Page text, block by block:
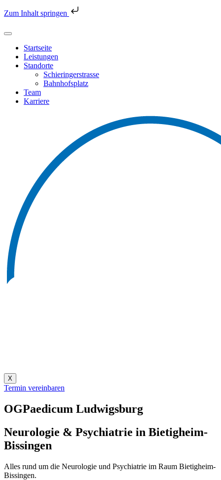
Zum Inhalt springen
Startseite
Leistungen
Standorte
Schieringerstrasse
Bahnhofsplatz
Team
Karriere
X
Termin vereinbaren
OGPaedicum Ludwigsburg
Neurologie & Psychiatrie in Bietigheim-
Bissingen
Alles rund um die Neurologie und Psychiatrie im Raum Bietigheim-
Bissingen.